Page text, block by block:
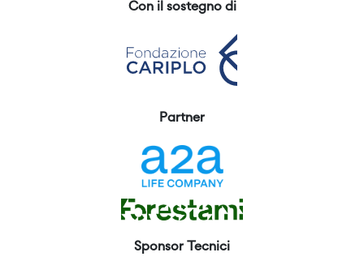
Con il sostegno di
Partner
Sponsor Tecnici